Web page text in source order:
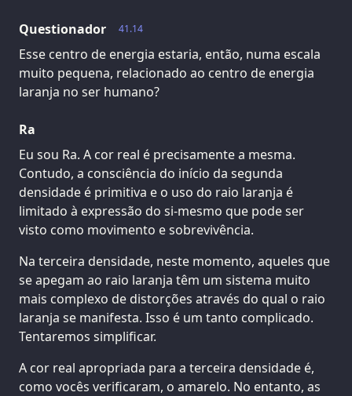
41.14
Questionador
Esse centro de energia estaria, então, numa escala
muito pequena, relacionado ao centro de energia
laranja no ser humano?
Ra
Eu sou Ra. A cor real é precisamente a mesma.
Contudo, a consciência do início da segunda
densidade é primitiva e o uso do raio laranja é
limitado à expressão do si-mesmo que pode ser
visto como movimento e sobrevivência.
Na terceira densidade, neste momento, aqueles que
se apegam ao raio laranja têm um sistema muito
mais complexo de distorções através do qual o raio
laranja se manifesta. Isso é um tanto complicado.
Tentaremos simplificar.
A cor real apropriada para a terceira densidade é,
como vocês verificaram, o amarelo. No entanto, as